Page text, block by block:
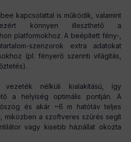
kapcsolattal is működik, valamint
ezért könnyen illeszthető a
platformokhoz. A beépített fény-,
szenzorok extra adatokat
(pl. fényerő szerinti világítás,
nélküli kialakítású, így
a helyiség optimális pontján. A
és akár ~6 m hatótáv teljes
miközben a szoftveres szűrés segít
vagy kisebb háziállat okozta